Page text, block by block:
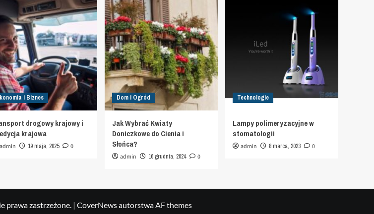
i Biznes
drogowy krajowy i
krajowa
admin 19 maja, 2025 0
Dom i Ogród
Jak Wybrać Kwiaty
Doniczkowe do Cienia i
Słońca?
admin 16 grudnia, 2024 0
Technologie
Lampy polimeryzacyjne w
stomatologii
admin 8 marca, 2023 0
prawa zastrzeżone. | CoverNewsautorstwa AF themes